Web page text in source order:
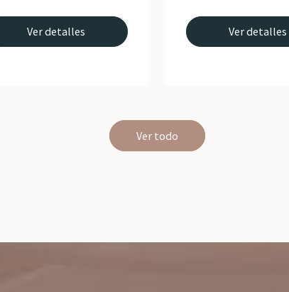
Ver detalles Ver detalles
Ver todo